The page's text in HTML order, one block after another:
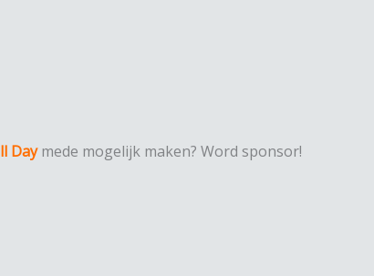
Day mede mogelijk maken? Word sponsor!